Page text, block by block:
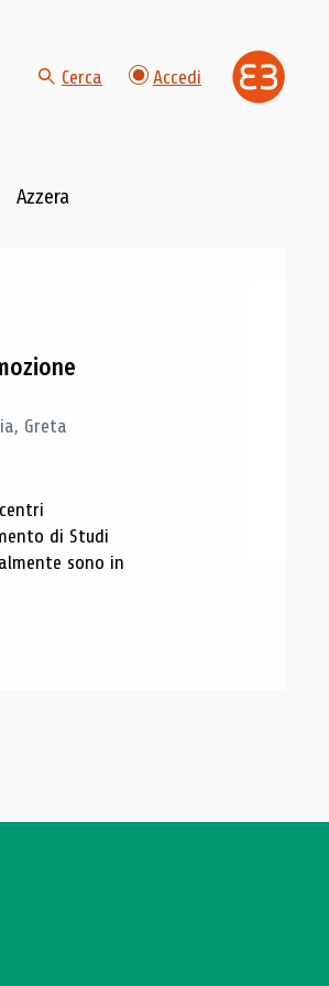
Cerca Accedi
Azzera
Greta
di Studi
sono in